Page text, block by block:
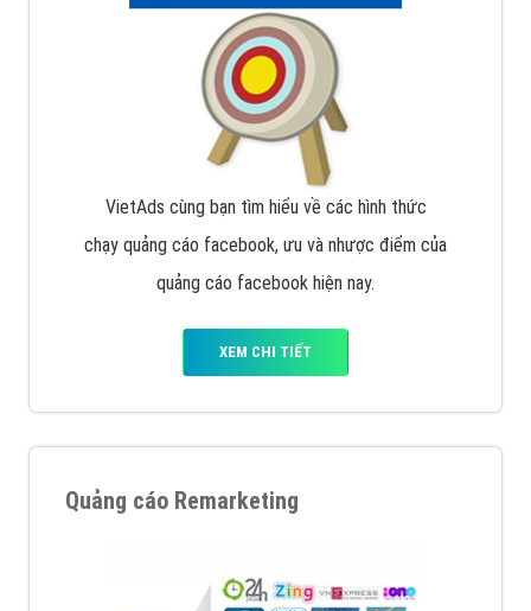
VietAds cùng bạn tìm hiểu về các hình thức
chạy quảng cáo facebook, ưu và nhược điểm của
quảng cáo facebook hiện nay.
XEM CHI TIẾT
Quảng cáo Remarketing